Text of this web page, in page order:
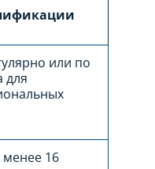
или по
для
менее 16